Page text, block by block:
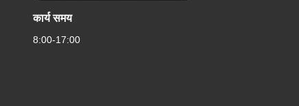
कार्य समय
8:00-17:00